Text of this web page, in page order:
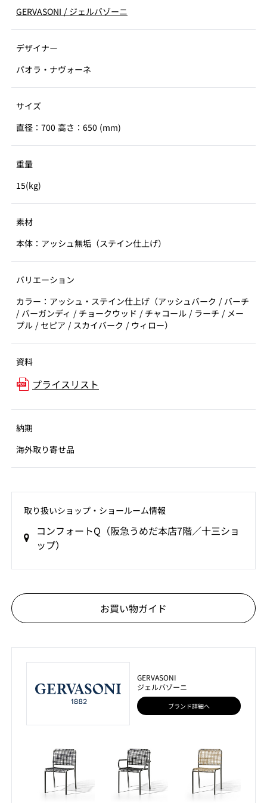
GERVASONI / ジェルバゾーニ
デザイナー
パオラ・ナヴォーネ
サイズ
直径：700 高さ：650 (mm)
重量
15(kg)
素材
本体：アッシュ無垢（ステイン仕上げ）
バリエーション
カラー：アッシュ・ステイン仕上げ（アッシュバーク / バーチ
/ バーガンディ / チョークウッド / チャコール / ラーチ / メー
プル / セピア / スカイバーク / ウィロー）
資料
プライスリスト
納期
海外取り寄せ品
取り扱いショップ‧ショールーム情報
コンフォートQ（阪急うめだ本店7階／十三ショ
ップ）
お買い物ガイド
GERVASONI
ジェルバゾーニ
ブランド詳細へ